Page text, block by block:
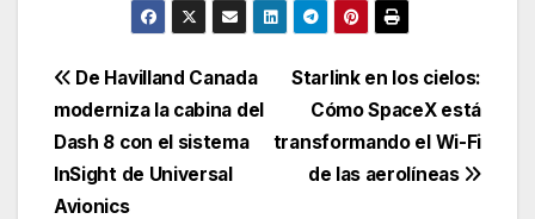
Navegación
de
entradas
Starlink en los cielos:
Cómo SpaceX está
transformando el Wi-Fi
de las aerolíneas
De Havilland Canada
moderniza la cabina del
Dash 8 con el sistema
InSight de Universal
Avionics